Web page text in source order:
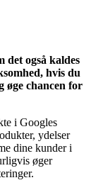
det også kaldes
hvis du
øge chancen for
i Googles
ydelser
dine kunder i
øger